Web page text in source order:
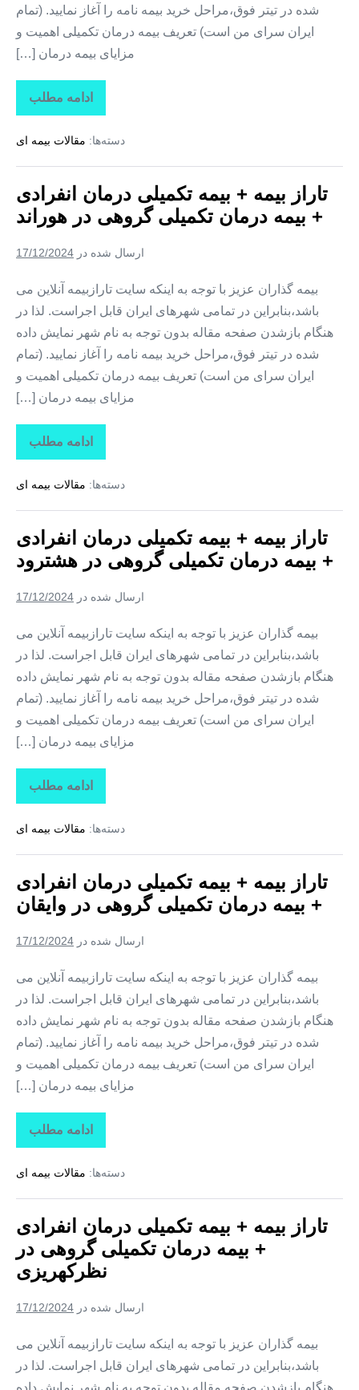
شده در تیتر فوق،مراحل خرید بیمه نامه را آغاز نمایید. (تمام
ایران سرای من است) تعریف بیمه درمان تکمیلی اهمیت و
مزایای بیمه درمان […]
ادامه مطلب
تاراز
بیمه
بیمه
درمان
+
بیمه
درمان
تکمیلی
در
دسته‌ها: مقالات بیمه ای
تاراز بیمه + بیمه تکمیلی درمان انفرادی
+ بیمه درمان تکمیلی گروهی در هوراند
ارسال شده در 17/12/2024
بیمه گذاران عزیز با توجه به اینکه سایت تارازبیمه آنلاین می
باشد،بنابراین در تمامی شهرهای ایران قابل اجراست. لذا در
هنگام بازشدن صفحه مقاله بدون توجه به نام شهر نمایش داده
شده در تیتر فوق،مراحل خرید بیمه نامه را آغاز نمایید. (تمام
ایران سرای من است) تعریف بیمه درمان تکمیلی اهمیت و
مزایای بیمه درمان […]
ادامه مطلب
تاراز
بیمه
بیمه
درمان
+
بیمه
درمان
تکمیلی
در
دسته‌ها: مقالات بیمه ای
تاراز بیمه + بیمه تکمیلی درمان انفرادی
+ بیمه درمان تکمیلی گروهی در هشترود
ارسال شده در 17/12/2024
بیمه گذاران عزیز با توجه به اینکه سایت تارازبیمه آنلاین می
باشد،بنابراین در تمامی شهرهای ایران قابل اجراست. لذا در
هنگام بازشدن صفحه مقاله بدون توجه به نام شهر نمایش داده
شده در تیتر فوق،مراحل خرید بیمه نامه را آغاز نمایید. (تمام
ایران سرای من است) تعریف بیمه درمان تکمیلی اهمیت و
مزایای بیمه درمان […]
ادامه مطلب
تاراز
بیمه
بیمه
درمان
+
بیمه
درمان
تکمیلی
در
دسته‌ها: مقالات بیمه ای
تاراز بیمه + بیمه تکمیلی درمان انفرادی
+ بیمه درمان تکمیلی گروهی در وایقان
ارسال شده در 17/12/2024
بیمه گذاران عزیز با توجه به اینکه سایت تارازبیمه آنلاین می
باشد،بنابراین در تمامی شهرهای ایران قابل اجراست. لذا در
هنگام بازشدن صفحه مقاله بدون توجه به نام شهر نمایش داده
شده در تیتر فوق،مراحل خرید بیمه نامه را آغاز نمایید. (تمام
ایران سرای من است) تعریف بیمه درمان تکمیلی اهمیت و
مزایای بیمه درمان […]
ادامه مطلب
تاراز
بیمه
بیمه
درمان
+
بیمه
درمان
تکمیلی
گروهی
وایقان
دسته‌ها: مقالات بیمه ای
تاراز بیمه + بیمه تکمیلی درمان انفرادی
+ بیمه درمان تکمیلی گروهی در
نظرکهریزی
ارسال شده در 17/12/2024
بیمه گذاران عزیز با توجه به اینکه سایت تارازبیمه آنلاین می
باشد،بنابراین در تمامی شهرهای ایران قابل اجراست. لذا در
هنگام بازشدن صفحه مقاله بدون توجه به نام شهر نمایش داده